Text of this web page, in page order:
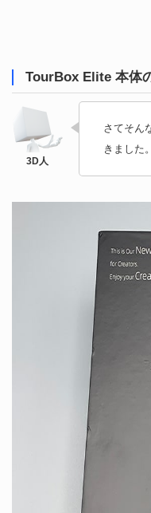
TourBox Elite 本体
さてそん
きました